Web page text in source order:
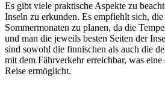
Es gibt viele praktische Aspekte zu
Inseln zu erkunden. Es empfiehlt sich,
Sommermonaten zu planen, da die
und man die jeweils besten Seiten der
sind sowohl die finnischen als auch die
mit dem Fährverkehr erreichbar, was
Reise ermöglicht.